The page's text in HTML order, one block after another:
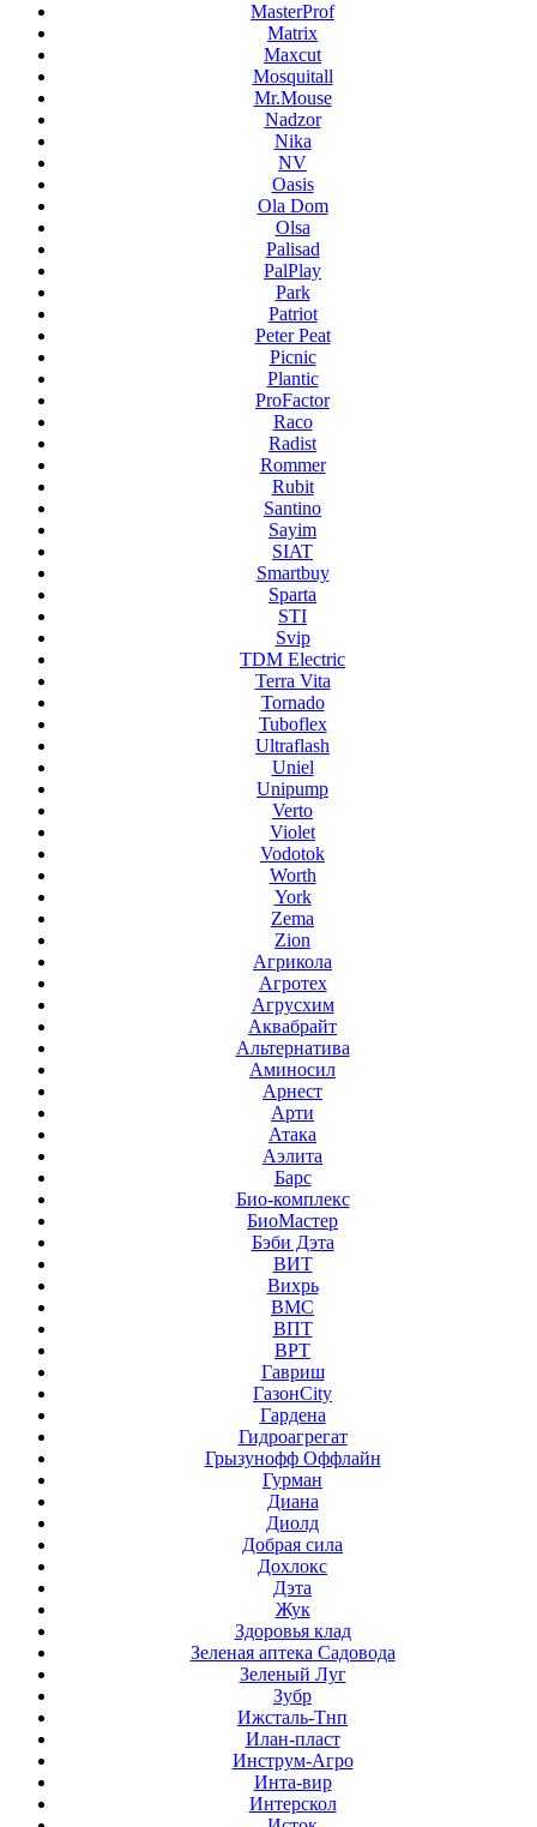
MasterProf
Matrix
Maxcut
Mosquitall
Mr.Mouse
Nadzor
Nika
NV
Oasis
Ola Dom
Olsa
Palisad
PalPlay
Park
Patriot
Peter Peat
Picnic
Plantic
ProFactor
Raco
Radist
Rommer
Rubit
Santino
Sayim
SIAT
Smartbuy
Sparta
STI
Svip
TDM Electric
Terra Vita
Tornado
Tuboflex
Ultraflash
Uniel
Unipump
Verto
Violet
Vodotok
Worth
York
Zema
Zion
Агрикола
Агротех
Агрусхим
Аквабрайт
Альтернатива
Аминосил
Арнест
Арти
Атака
Аэлита
Барс
Био-комплекс
БиоМастер
Бэби Дэта
ВИТ
Вихрь
ВМС
ВПТ
ВРТ
Гавриш
ГазонCity
Гардена
Гидроагрегат
Грызунофф Оффлайн
Гурман
Диана
Диолд
Добрая сила
Дохлокс
Дэта
Жук
Здоровья клад
Зеленая аптека Садовода
Зеленый Луг
Зубр
Ижсталь-Тнп
Илан-пласт
Инструм-Агро
Инта-вир
Интерскол